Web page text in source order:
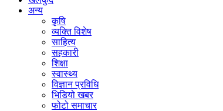
अन्य
कृषि
व्यक्ति विशेष
साहित्य
सहकारी
शिक्षा
स्वास्थ्य
विज्ञान प्रविधि
भिडियो खबर
फोटो समाचार